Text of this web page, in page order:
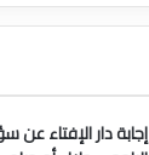
إجابة دار الإفتاء